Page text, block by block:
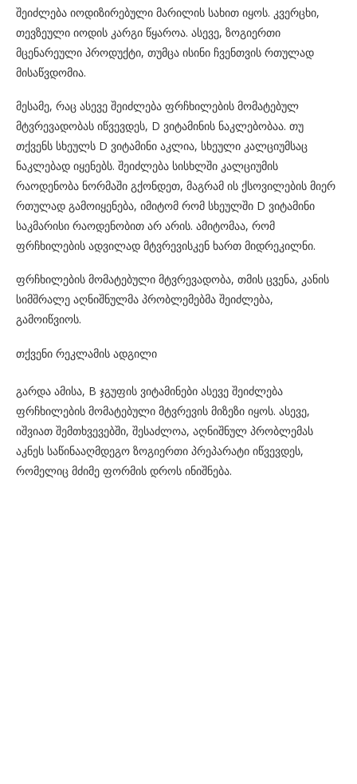
შეიძლება იოდიზირებული მარილის სახით იყოს. კვერცხი,
თევზეული იოდის კარგი წყაროა. ასევე, ზოგიერთი
მცენარეული პროდუქტი, თუმცა ისინი ჩვენთვის რთულად
მისაწვდომია.
მესამე, რაც ასევე შეიძლება ფრჩხილების მომატებულ
მტვრევადობას იწვევდეს, D ვიტამინის ნაკლებობაა. თუ
თქვენს სხეულს D ვიტამინი აკლია, სხეული კალციუმსაც
ნაკლებად იყენებს. შეიძლება სისხლში კალციუმის
რაოდენობა ნორმაში გქონდეთ, მაგრამ ის ქსოვილების მიერ
რთულად გამოიყენება, იმიტომ რომ სხეულში D ვიტამინი
საკმარისი რაოდენობით არ არის. ამიტომაა, რომ
ფრჩხილების ადვილად მტვრევისკენ ხართ მიდრეკილნი.
ფრჩხილების მომატებული მტვრევადობა, თმის ცვენა, კანის
სიმშრალე აღნიშნულმა პრობლემებმა შეიძლება,
გამოიწვიოს.
თქვენი რეკლამის ადგილი
გარდა ამისა, B ჯგუფის ვიტამინები ასევე შეიძლება
ფრჩხილების მომატებული მტვრევის მიზეზი იყოს. ასევე,
იშვიათ შემთხვევებში, შესაძლოა, აღნიშნულ პრობლემას
აკნეს საწინააღმდეგო ზოგიერთი პრეპარატი იწვევდეს,
რომელიც მძიმე ფორმის დროს ინიშნება.